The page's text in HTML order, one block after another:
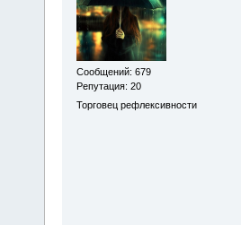
Сообщений: 679
Репутация: 20
Торговец рефлексивности